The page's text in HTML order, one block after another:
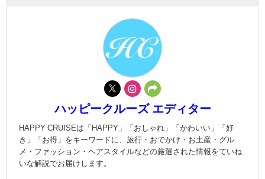
ハッピークルーズ エディター
HAPPY CRUISEは「HAPPY」「おしゃれ」「かわいい」「好
き」「お得」をキーワードに、旅行・おでかけ・お土産・グル
メ・ファッション・ヘアスタイルなどの厳選された情報をていね
いな解説でお届けします。